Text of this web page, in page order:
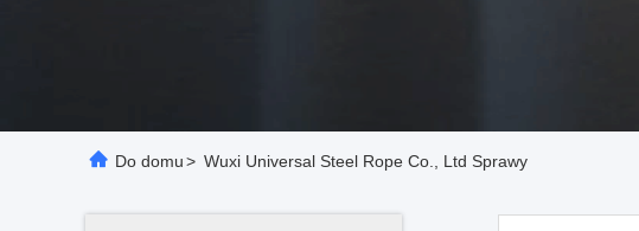
Do domu> Wuxi Universal Steel Rope Co., Ltd Sprawy